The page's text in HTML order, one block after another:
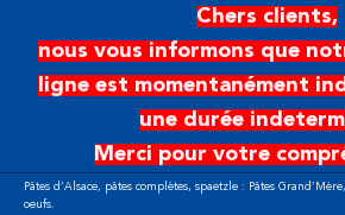
Aller au contenu principalChers clients,
nous vous informons que
ligne est momentanément
une durée
Merci pour votre
Pâtes d’Alsace, pâtes complètes, spaetzle : Pâtes
oeufs.